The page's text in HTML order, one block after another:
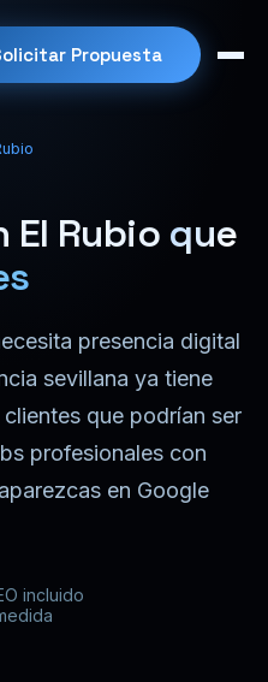
Propuesta
El Rubio que
presencia digital
sevillana ya tiene
que podrían ser
profesionales con
en Google
incluido